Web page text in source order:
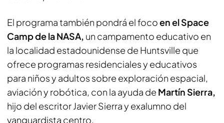
El programa también pondrá el focoen el Space
Camp de la NASA, un campamento educativo en
la localidad estadounidense de Huntsville que
ofrece programas residenciales y educativos
para niños y adultos sobre exploración espacial,
aviación y robótica, con la ayuda de Martín Sierra,
hijo del escritor Javier Sierra y exalumno del
vanguardista centro.